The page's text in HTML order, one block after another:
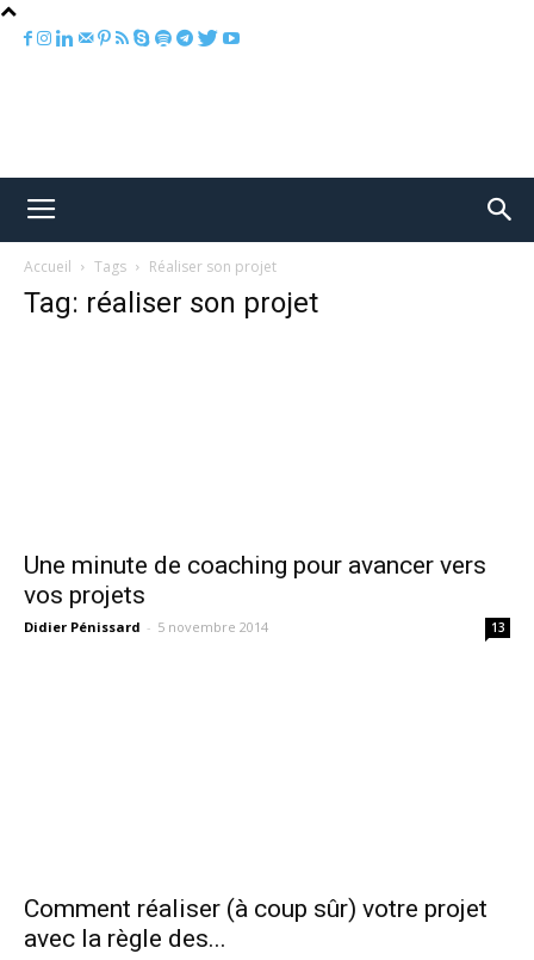
Accueil Tags Réaliser son projet
Tag: réaliser son projet
Une minute de coaching pour avancer vers
vos projets
Didier Pénissard - 5 novembre 2014 13
Comment réaliser (à coup sûr) votre projet
avec la règle des...